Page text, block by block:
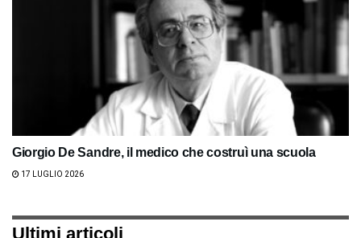
Giorgio De Sandre, il medico che costruì una scuola
17 LUGLIO 2026
Ultimi articoli